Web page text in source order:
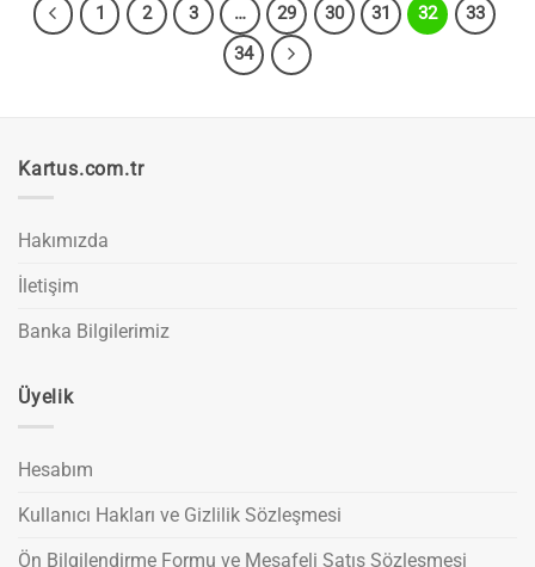
1 2 3 … 29 30 31 32
33
34
Kartus.com.tr
Hakımızda
İletişim
Banka Bilgilerimiz
Üyelik
Hesabım
Kullanıcı Hakları ve Gizlilik Sözleşmesi
Ön Bilgilendirme Formu ve Mesafeli Satış Sözleşmesi